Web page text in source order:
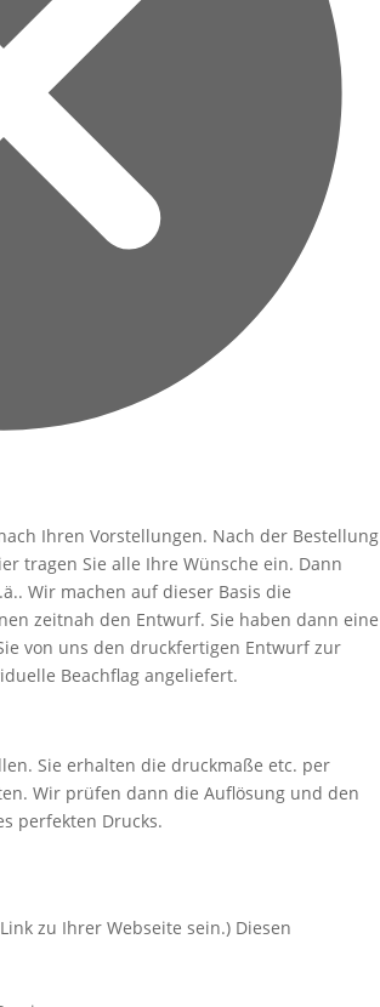
Ihren Vorstellungen. Nach der Bestellung
tragen Sie alle Ihre Wünsche ein. Dann
Wir machen auf dieser Basis die
zeitnah den Entwurf. Sie haben dann eine
von uns den druckfertigen Entwurf zur
Beachflag angeliefert.
Sie erhalten die druckmaße etc. per
Wir prüfen dann die Auflösung und den
perfekten Drucks.
zu Ihrer Webseite sein.) Diesen